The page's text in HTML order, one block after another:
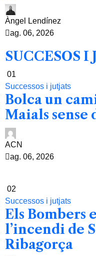
Àngel Lendínez
ag. 06, 2026
SUCCESOS I
01
Successos i jutjats
Bolca un
Maials
ACN
ag. 06, 2026
02
Successos i jutjats
Els Bombers
l’incendi de
Ribagorça